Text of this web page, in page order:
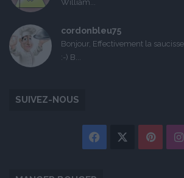
William...
cordonbleu75
Bonjour, Effectivement la
:-) B...
SUIVEZ-NOUS
Facebook